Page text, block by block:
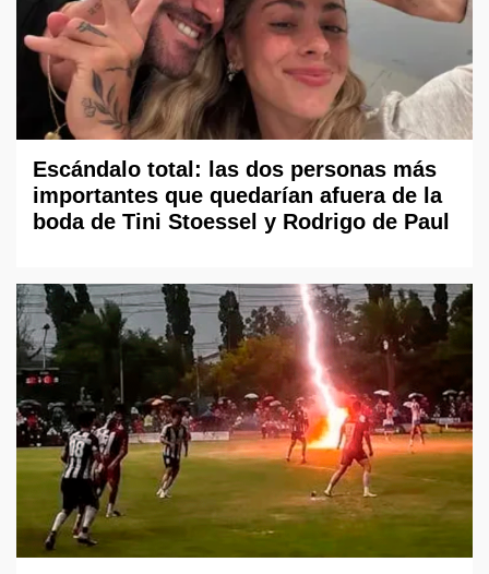
Escándalo total: las dos personas más
importantes que quedarían afuera de la
boda de Tini Stoessel y Rodrigo de Paul